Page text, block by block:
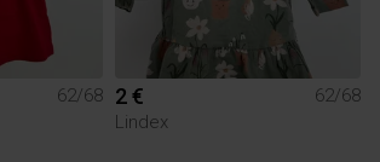
62/68
2 €
62/68
Lindex